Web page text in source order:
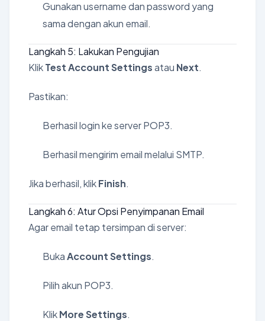
Gunakan username dan password yang
sama dengan akun email.
Langkah 5: Lakukan Pengujian
KlikTest Account Settingsatau Next.
Pastikan:
Berhasil login ke server POP3.
Berhasil mengirim email melalui SMTP.
Jika berhasil, klikFinish.
Langkah 6: Atur Opsi Penyimpanan Email
Agar email tetap tersimpan di server:
BukaAccount Settings.
Pilih akun POP3.
KlikMore Settings.